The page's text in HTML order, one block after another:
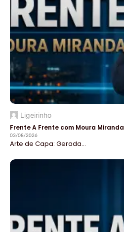
Ligeirinho
Frente A Frente com Moura Miranda
03/08/2026
Arte de Capa: Gerada...